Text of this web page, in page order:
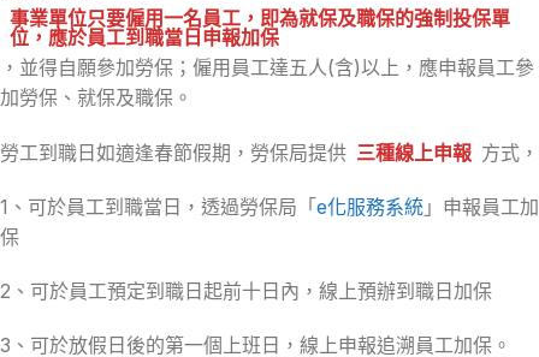
事業單位只要僱用一名員工，即為就保及職保的強制投保單
位，應於員工到職當日申報加保
，並得自願參加勞保；僱用員工達五人(含)以上，應申報員工參
加勞保、就保及職保。
勞工到職日如適逢春節假期，勞保局提供 三種線上申報 方式，
1、可於員工到職當日，透過勞保局「e化服務系統 」申報員工加
保
2、可於員工預定到職日起前十日內，線上預辦到職日加保
3、可於放假日後的第一個上班日，線上申報追溯員工加保。